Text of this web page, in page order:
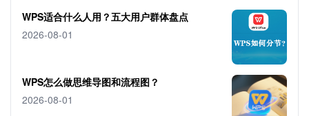
WPS适合什么人用？五大用户群体盘点
2026-08-01
WPS怎么做思维导图和流程图？
2026-08-01